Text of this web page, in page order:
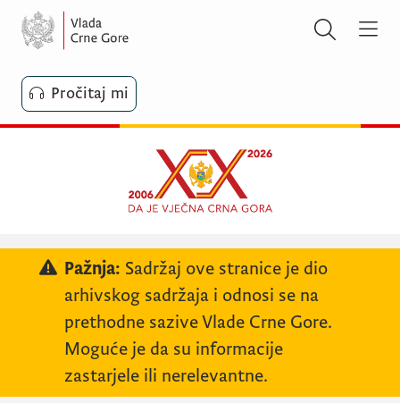
Pročitaj mi
Pažnja: Sadržaj ove stranice je dio
arhivskog sadržaja i odnosi se na
prethodne sazive Vlade Crne Gore.
Moguće je da su informacije
zastarjele ili nerelevantne.